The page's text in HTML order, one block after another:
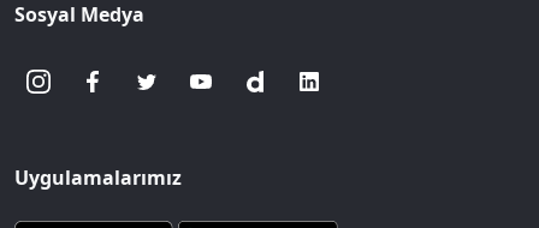
Sosyal Medya
Uygulamalarımız